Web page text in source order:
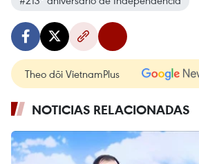
Theo dõi VietnamPlus
NOTICIAS RELACIONADAS